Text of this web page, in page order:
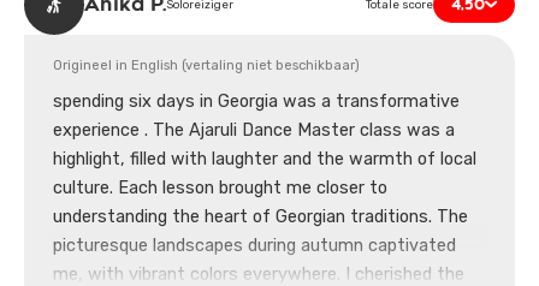
Soloreiziger Totale score 4,50
Origineel in English (vertaling niet beschikbaar)
spending six days in Georgia was a transformative
experience . The Ajaruli Dance Master class was a
highlight, filled with laughter and the warmth of local
culture. Each lesson brought me closer to
understanding the heart of Georgian traditions. The
picturesque landscapes during autumn captivated
me, with vibrant colors everywhere. I cherished the